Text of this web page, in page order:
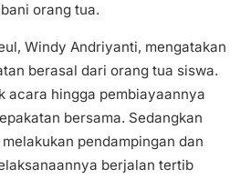
orang tua.
Windy Andriyanti, mengatakan
berasal dari orang tua siswa.
acara hingga pembiayaannya
bersama. Sedangkan
pendampingan dan
berjalan tertib